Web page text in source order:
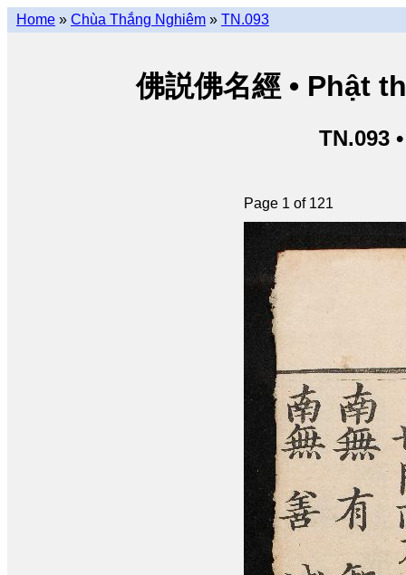
Home » Chùa Thắng Nghiêm » TN.093
佛説佛名經 • Phật
TN.093
Page 1 of 121